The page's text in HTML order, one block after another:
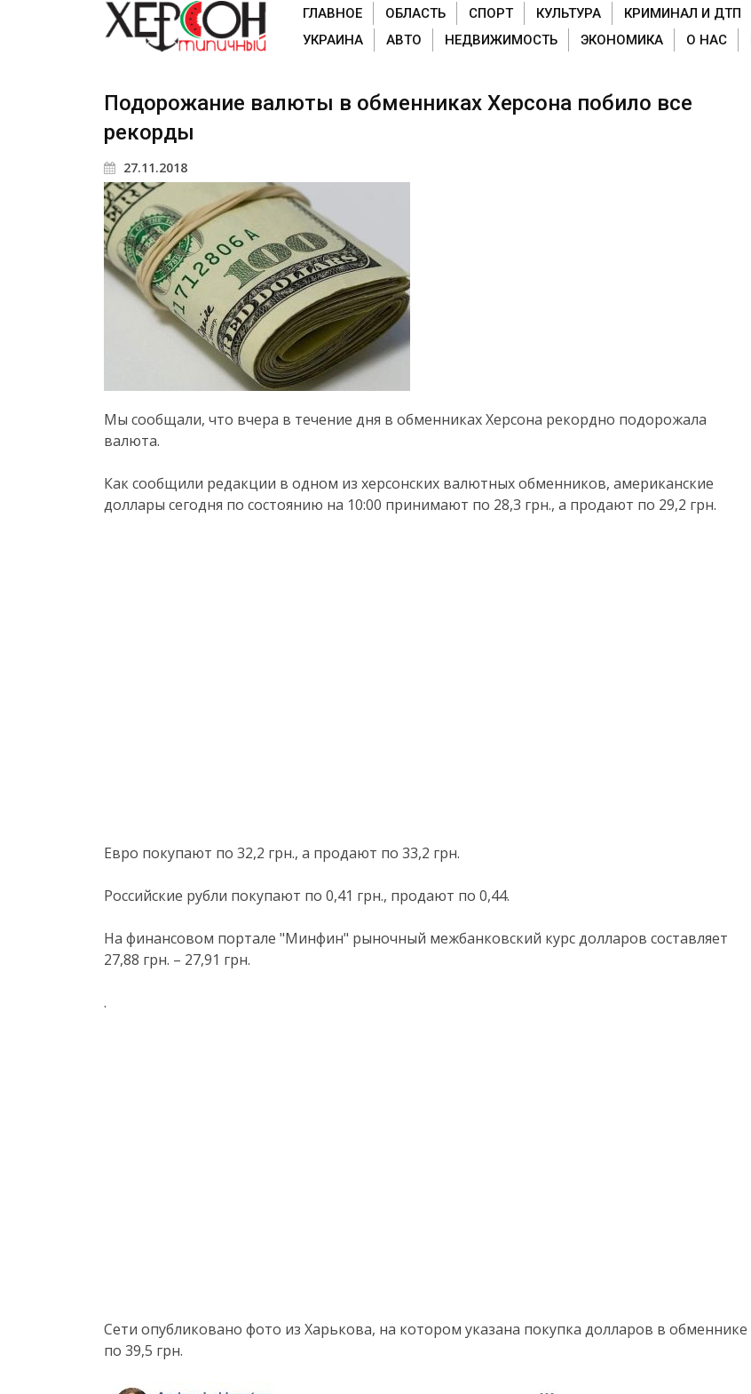
ГЛАВНОЕ ОБЛАСТЬ СПОРТ КУЛЬТУРА КРИМИНАЛ И ДТП
УКРАИНА
АВТО НЕДВИЖИМОСТЬ ЭКОНОМИКА О НАС
Подорожание валюты в обменниках Херсона побило все
рекорды
27.11.2018
Мы сообщали, что вчера в течение дня в обменниках Херсона рекордно подорожала
валюта.
Как сообщили редакции в одном из херсонских валютных обменников, американские
доллары сегодня по состоянию на 10:00 принимают по 28,3 грн., а продают по 29,2 грн.
Евро покупают по 32,2 грн., а продают по 33,2 грн.
Российские рубли покупают по 0,41 грн., продают по 0,44.
На финансовом портале "Минфин" рыночный межбанковский курс долларов составляет
27,88 грн. – 27,91 грн.
.
Сети опубликовано фото из Харькова, на котором указана покупка долларов в обменнике
по 39,5 грн.